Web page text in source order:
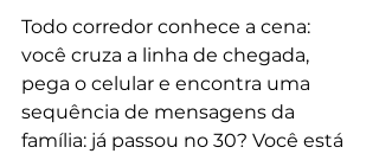
Todo corredor conhece a cena:
você cruza a linha de chegada,
pega o celular e encontra uma
sequência de mensagens da
família: já passou no 30? Você está